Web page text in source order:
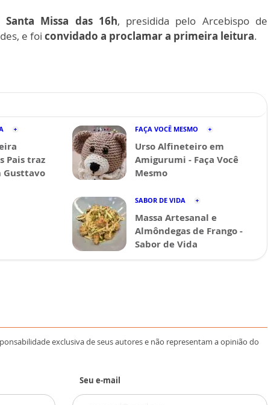
Santa Missa das 16h, presidida pelo Arcebispo de
e foi convidado a proclamar a primeira leitura.
Pais traz
Gusttavo
FAÇA VOCÊ MESMO
Urso Alfineteiro em
Amigurumi - Faça Você
Mesmo
SABOR DE VIDA
Massa Artesanal e
Almôndegas de Frango -
Sabor de Vida
exclusiva de seus autores e não representam a opinião do
Seu e-mail